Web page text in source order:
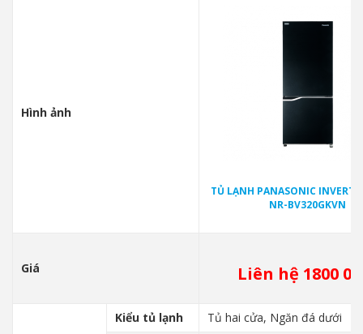
Hình ảnh
TỦ LẠNH PANASONIC
NR-BV320GKVN
Giá Liên hệ 1800
Kiểu tủ lạnh
Tủ hai cửa, Ngăn đá dưới